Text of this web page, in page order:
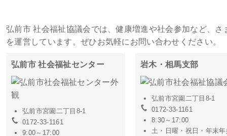
弘前市 社会福祉協議会では、健康増進や社会参加など、
を運営しています。ぜひお気軽にお問い合わせください。
弘前市 社会福祉センター
弘前市宮園二丁目8-1
0172-33-1161
9:00～17:00
岩木・相馬支部
弘前市宮園二丁目8-1
0172-33-1161
8:30～17:00
土・日曜・祝日・年末